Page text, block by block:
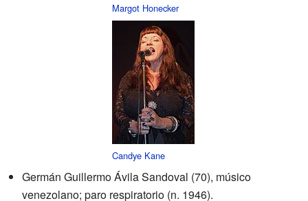
Margot Honecker
Candye Kane
Germán Guillermo Ávila Sandoval (70), músico
venezolano; paro respiratorio (n. 1946).